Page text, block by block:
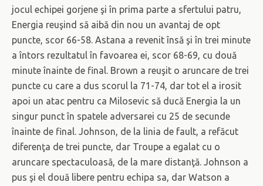
jocul echipei gorjene şi în prima parte a sfertului patru,
Energia reuşind să aibă din nou un avantaj de opt
puncte, scor 66-58. Astana a revenit însă şi în trei minute
a întors rezultatul în favoarea ei, scor 68-69, cu două
minute înainte de final. Brown a reuşit o aruncare de trei
puncte cu care a dus scorul la 71-74, dar tot el a irosit
apoi un atac pentru ca Milosevic să ducă Energia la un
singur punct în spatele adversarei cu 25 de secunde
înainte de final. Johnson, de la linia de fault, a refăcut
diferenţa de trei puncte, dar Troupe a egalat cu o
aruncare spectaculoasă, de la mare distanţă. Johnson a
pus şi el două libere pentru echipa sa, dar Watson a